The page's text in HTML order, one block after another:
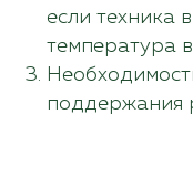
если техника
температура
поддержания